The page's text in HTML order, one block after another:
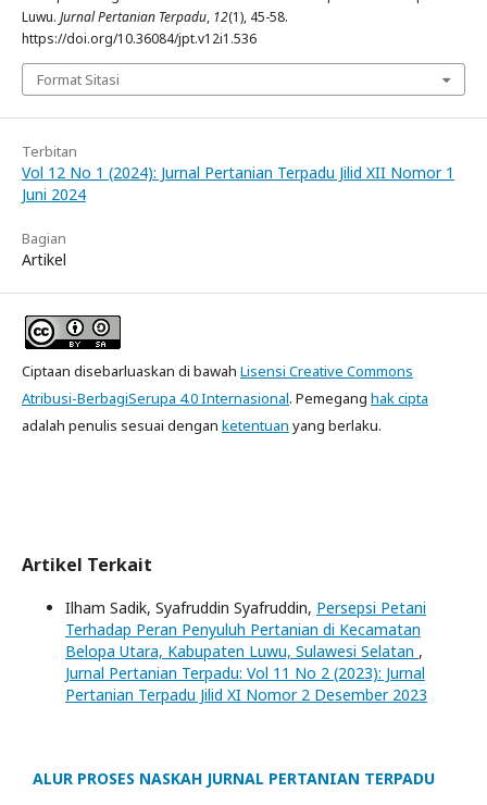
Luwu. Jurnal Pertanian Terpadu, 12(1), 45-58.
https://doi.org/10.36084/jpt.v12i1.536
Format Sitasi
Terbitan
Vol 12 No 1 (2024): Jurnal Pertanian Terpadu Jilid XII Nomor 1
Juni 2024
Bagian
Artikel
Ciptaan disebarluaskan di bawah Lisensi Creative Commons
Atribusi-BerbagiSerupa 4.0 Internasional. Pemegang hak cipta
adalah penulis sesuai dengan ketentuan yang berlaku.
Artikel Terkait
Ilham Sadik, Syafruddin Syafruddin, Persepsi Petani
Terhadap Peran Penyuluh Pertanian di Kecamatan
Belopa Utara, Kabupaten Luwu, Sulawesi Selatan ,
Jurnal Pertanian Terpadu: Vol 11 No 2 (2023): Jurnal
Pertanian Terpadu Jilid XI Nomor 2 Desember 2023
ALUR PROSES NASKAH JURNAL PERTANIAN TERPADU